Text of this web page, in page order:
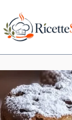
content